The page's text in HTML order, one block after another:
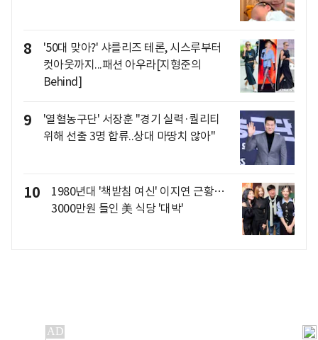
8
'50대 맞아?' 샤를리즈 테론, 시스루부터
컷아웃까지...패션 아우라[지형준의
Behind]
9
'열혈농구단' 서장훈 "경기 실력·퀄리티
위해 선출 3명 합류..상대 마땅치 않아"
10
1980년대 '책받침 여신' 이지연 근황…
3000만원 들인 美 식당 '대박'